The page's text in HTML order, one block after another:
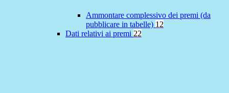
Ammontare complessivo dei premi (da
pubblicare in tabelle) 12
Dati relativi ai premi 22